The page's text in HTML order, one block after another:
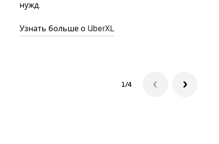
нужд.
Узнать больше о UberXL
1/4